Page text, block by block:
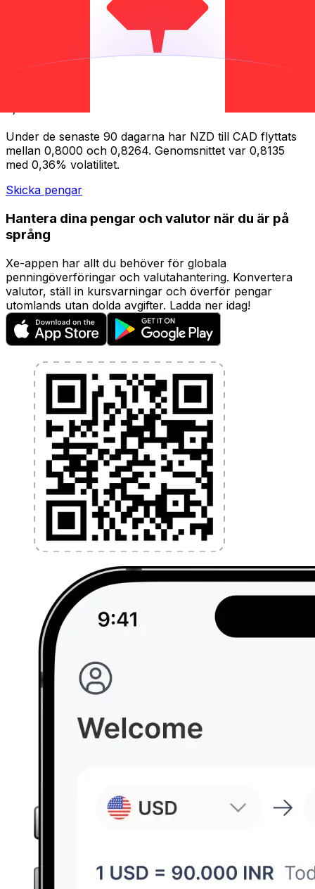
Under de senaste 7 dagarna har NZD till CAD flyttats
mellan 0,8222 och 0,8264. Genomsnittet var 0,8244
med 0,24% volatilitet.
Under de senaste 90 dagarna har NZD till CAD flyttats
mellan 0,8000 och 0,8264. Genomsnittet var 0,8135
med 0,36% volatilitet.
Skicka pengar
Hantera dina pengar och valutor när du är på
språng
Xe-appen har allt du behöver för globala
penningöverföringar och valutahantering. Konvertera
valutor, ställ in kursvarningar och överför pengar
utomlands utan dolda avgifter. Ladda ner idag!